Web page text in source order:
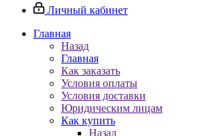
Личный кабинет
Главная
Назад
Главная
Как заказать
Условия оплаты
Условия доставки
Юридическим лицам
Как купить
Назад